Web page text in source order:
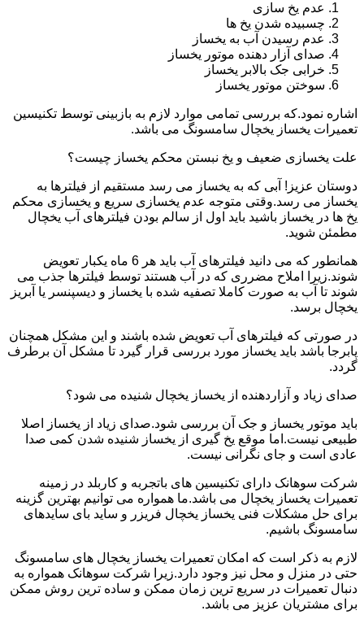
عدم یخ سازی
چسبیده شدن یخ ها
عدم رسیدن آب به یخساز
صدای آزار دهنده موتور یخساز
خرابی جک بالابر یخساز
سوختن موتور یخساز
اشاره نمود.که بررسی تمامی موارد لازم به بازبینی توسط تکنیسین
تعمیرات یخساز یخچال سامسونگ می باشد.
علت یخسازی ضعیف و یخ نبستن محکم یخساز چیست؟
دوستان عزیز! آبی که به یخساز می رسد مستقیم از فیلترها به
یخساز می رسد.وقتی متوجه عدم یخسازی سریع و یخسازی محکم
یخ ها در یخساز باشید باید اول از سالم بودن فیلترهای آب یخچال
مطمئن شوید.
همانطور که می دانید فیلترهای آب باید هر 6 ماه یکبار تعویض
شوند.زیرا املاح مضرری که در آب هستند توسط فیلترها جذب می
شوند تا آب به صورت کاملا تصفیه شده با یخساز و دیسپنسر یا آبریز
یخچال برسد.
در صورتی که فیلترهای آب تعویض شده باشند و این مشکل همچنان
پابرجا باشد باید یخساز مورد بررسی قرار گیرد تا مشکل آن برطرف
گردد.
صدای زیاد و آزاردهنده از یخساز یخچال شنیده می شود؟
باید موتور یخساز و جک آن بررسی شود.صدای زیاد از یخساز اصلا
طبیعی نیست.اما موقع یخ گیری از یخساز شنیده شدن کمی صدا
عادی است و جای نگرانی نیست.
شرکت سوهانک دارای تکنیسین های باتجربه و کاربلد در زمینه
تعمیرات یخساز یخچال می باشد.ما همواره می توانیم بهترین گزینه
برای حل مشکلات فنی یخساز یخچال فریزر و ساید بای سایدهای
سامسونگ باشیم.
لازم به ذکر است که امکان تعمیرات یخساز یخچال های سامسونگ
حتی در منزل و محل نیز وجود دارد.زیرا شرکت سوهانک همواره به
دنبال تعمیرات در سریع ترین زمان ممکن و ساده ترین روش ممکن
برای مشتریان عزیز می باشد.